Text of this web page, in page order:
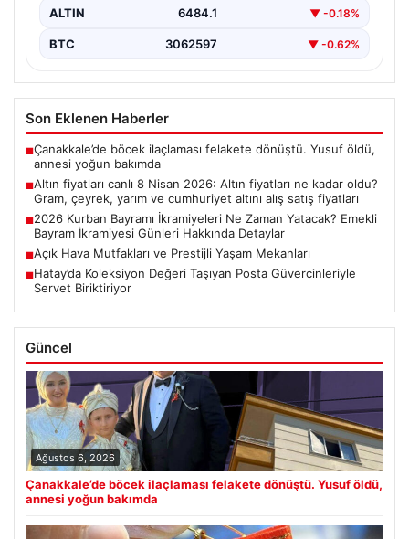
ALTIN 6484.1 ▼ -0.18%
BTC 3062597 ▼ -0.62%
Son Eklenen Haberler
■Çanakkale’de böcek ilaçlaması felakete dönüştü. Yusuf öldü,
annesi yoğun bakımda
■Altın fiyatları canlı 8 Nisan 2026: Altın fiyatları ne kadar oldu?
Gram, çeyrek, yarım ve cumhuriyet altını alış satış fiyatları
■2026 Kurban Bayramı İkramiyeleri Ne Zaman Yatacak? Emekli
Bayram İkramiyesi Günleri Hakkında Detaylar
■Açık Hava Mutfakları ve Prestijli Yaşam Mekanları
■Hatay’da Koleksiyon Değeri Taşıyan Posta Güvercinleriyle
Servet Biriktiriyor
Güncel
Ağustos 6, 2026
Çanakkale’de böcek ilaçlaması felakete dönüştü. Yusuf öldü,
annesi yoğun bakımda